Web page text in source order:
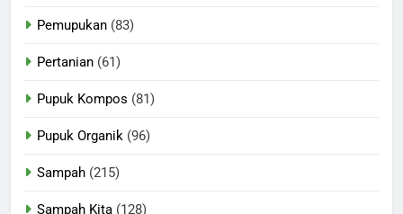
Pemupukan (83)
Pertanian (61)
Pupuk Kompos (81)
Pupuk Organik (96)
Sampah (215)
Sampah Kita (128)